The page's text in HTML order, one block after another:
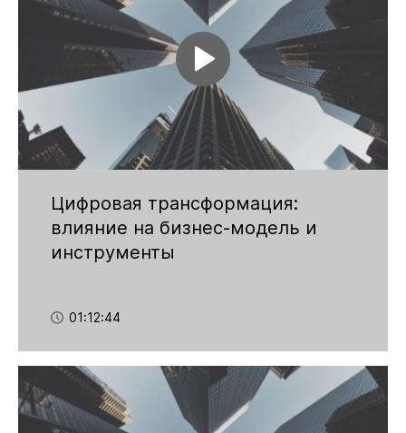
Цифровая трансформация:
влияние на бизнес-модель и
инструменты
01:12:44